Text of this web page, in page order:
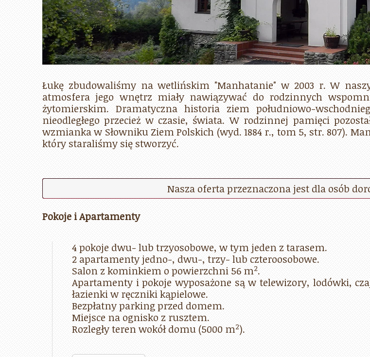
Łukę zbudowaliśmy na wetlińskim "Manhatanie" w 2003 r. W
atmosfera jego wnętrz miały nawiązywać do rodzinnych
żytomierskim. Dramatyczna historia ziem południowo-
nieodległego przecież w czasie, świata. W rodzinnej pamięci
wzmianka w Słowniku Ziem Polskich (wyd. 1884 r., tom 5, str. 807).
który staraliśmy się stworzyć.
Nasza oferta przeznaczona jest dla osób
Pokoje i Apartamenty
4 pokoje dwu- lub trzyosobowe, w tym jeden z tarasem.
2 apartamenty jedno-, dwu-, trzy- lub czteroosobowe.
Salon z kominkiem o powierzchni 56 m2.
Apartamenty i pokoje wyposażone są w telewizory, lodówki,
łazienki w ręczniki kąpielowe.
Bezpłatny parking przed domem.
Miejsce na ognisko z rusztem.
Rozległy teren wokół domu (5000 m2).